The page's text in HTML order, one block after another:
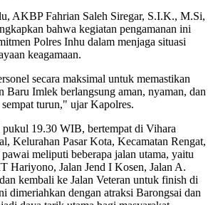
AKBP Fahrian Saleh Siregar, S.I.K., M.Si,
bahwa kegiatan pengamanan ini
Polres Inhu dalam menjaga situasi
keagamaan.
secara maksimal untuk memastikan
Baru Imlek berlangsung aman, nyaman, dan
turun," ujar Kapolres.
19.30 WIB, bertempat di Vihara
Kelurahan Pasar Kota, Kecamatan Rengat,
meliputi beberapa jalan utama, yaitu
Hariyono, Jalan Jend I Kosen, Jalan A.
kembali ke Jalan Veteran untuk finish di
dimeriahkan dengan atraksi Barongsai dan